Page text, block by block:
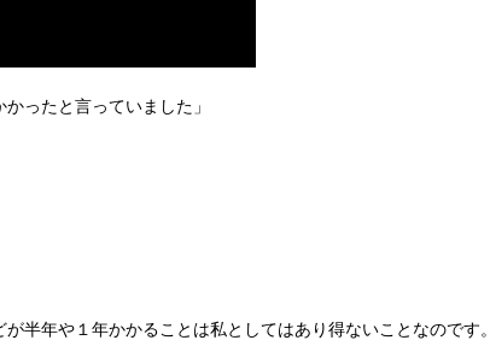
ったと言っていました」
半年や１年かかることは私としてはあり得ないことなのです。